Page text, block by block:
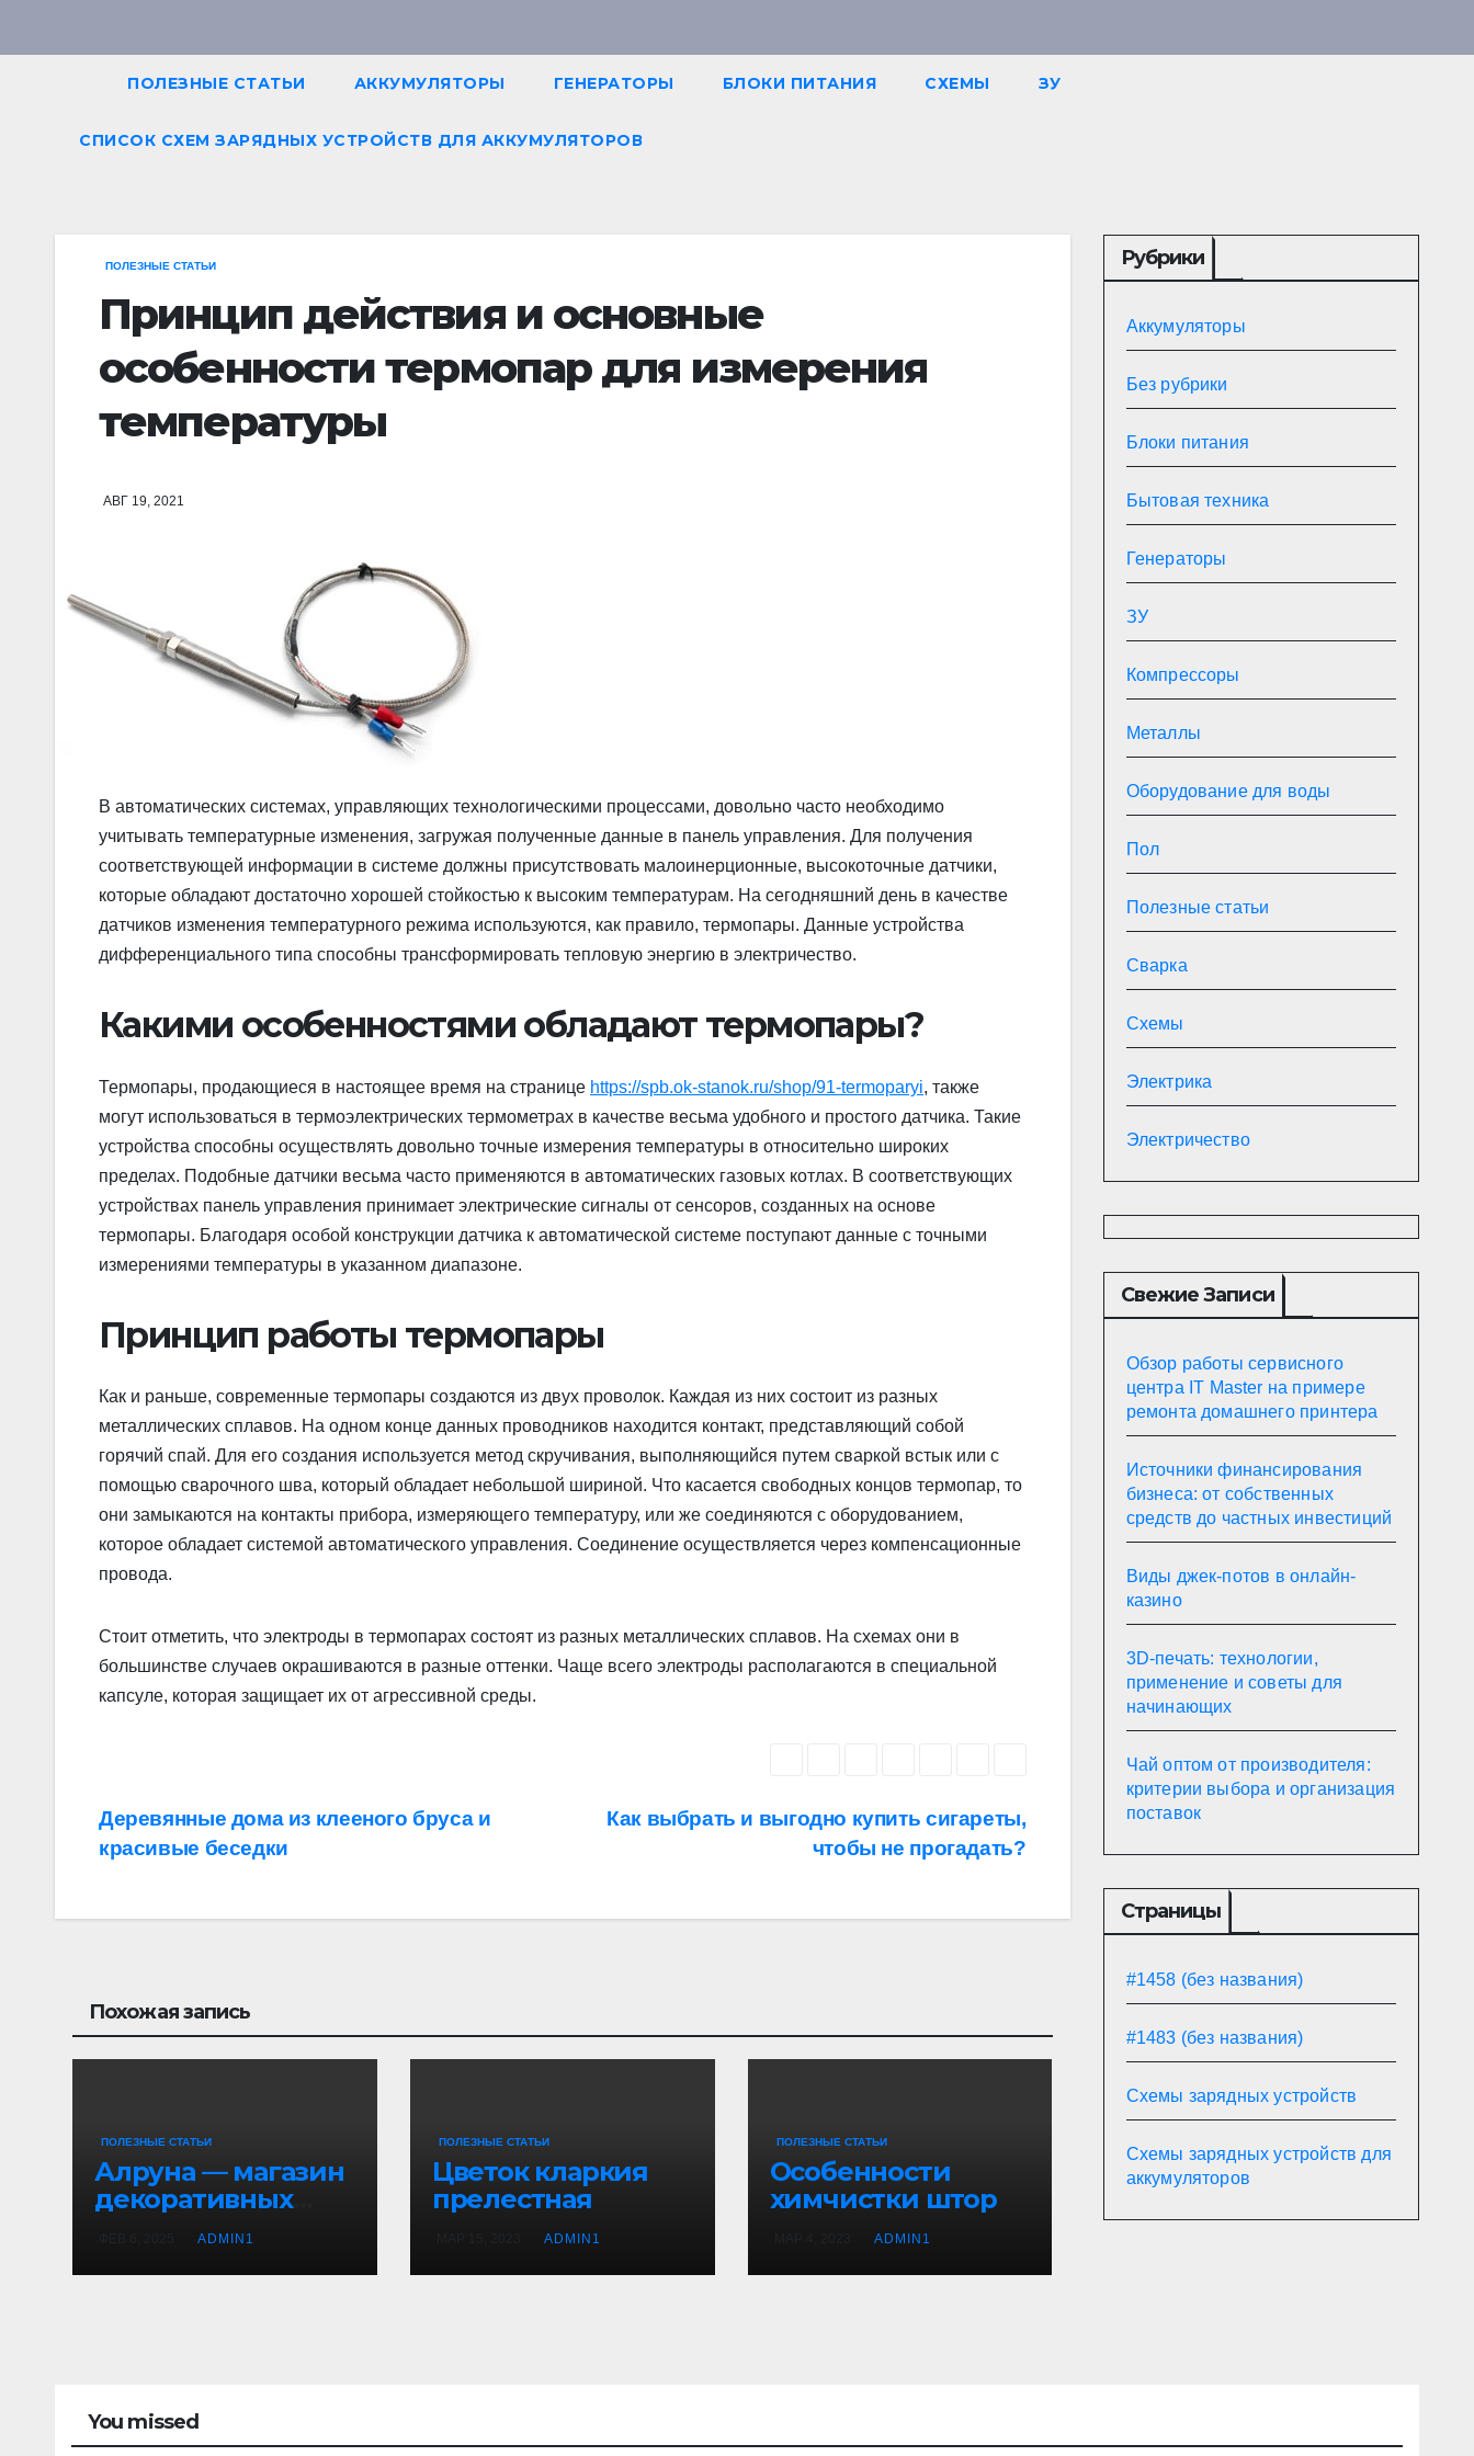
ПОЛЕЗНЫЕ СТАТЬИ АККУМУЛЯТОРЫ ГЕНЕРАТОРЫ БЛОКИ ПИТАНИЯ СХЕМЫ ЗУ
СПИСОК СХЕМ ЗАРЯДНЫХ УСТРОЙСТВ ДЛЯ АККУМУЛЯТОРОВ
ПОЛЕЗНЫЕ СТАТЬИ
Принцип действия и основные
особенности термопар для измерения
температуры
АВГ 19, 2021
В автоматических системах, управляющих технологическими процессами, довольно часто необходимо
учитывать температурные изменения, загружая полученные данные в панель управления. Для получения
соответствующей информации в системе должны присутствовать малоинерционные, высокоточные датчики,
которые обладают достаточно хорошей стойкостью к высоким температурам. На сегодняшний день в качестве
датчиков изменения температурного режима используются, как правило, термопары. Данные устройства
дифференциального типа способны трансформировать тепловую энергию в электричество.
Какими особенностями обладают термопары?
Термопары, продающиеся в настоящее время на странице https://spb.ok-stanok.ru/shop/91-termoparyi, также
могут использоваться в термоэлектрических термометрах в качестве весьма удобного и простого датчика. Такие
устройства способны осуществлять довольно точные измерения температуры в относительно широких
пределах. Подобные датчики весьма часто применяются в автоматических газовых котлах. В соответствующих
устройствах панель управления принимает электрические сигналы от сенсоров, созданных на основе
термопары. Благодаря особой конструкции датчика к автоматической системе поступают данные с точными
измерениями температуры в указанном диапазоне.
Принцип работы термопары
Как и раньше, современные термопары создаются из двух проволок. Каждая из них состоит из разных
металлических сплавов. На одном конце данных проводников находится контакт, представляющий собой
горячий спай. Для его создания используется метод скручивания, выполняющийся путем сваркой встык или с
помощью сварочного шва, который обладает небольшой шириной. Что касается свободных концов термопар, то
они замыкаются на контакты прибора, измеряющего температуру, или же соединяются с оборудованием,
которое обладает системой автоматического управления. Соединение осуществляется через компенсационные
провода.
Стоит отметить, что электроды в термопарах состоят из разных металлических сплавов. На схемах они в
большинстве случаев окрашиваются в разные оттенки. Чаще всего электроды располагаются в специальной
капсуле, которая защищает их от агрессивной среды.
Навигация
по
записям
Как выбрать и выгодно купить сигареты,
чтобы не прогадать?
Деревянные дома из клееного бруса и
красивые беседки
Похожая запись
ПОЛЕЗНЫЕ СТАТЬИ
Алруна — магазин
декоративных
штукатурок и
красок
ADMIN1
ПОЛЕЗНЫЕ СТАТЬИ
Цветок кларкия
прелестная
ADMIN1
ПОЛЕЗНЫЕ СТАТЬИ
Особенности
химчистки штор
ADMIN1
Рубрики
Аккумуляторы
Без рубрики
Блоки питания
Бытовая техника
Генераторы
ЗУ
Компрессоры
Металлы
Оборудование для воды
Пол
Полезные статьи
Сварка
Схемы
Электрика
Электричество
Свежие Записи
Обзор работы сервисного
центра IT Master на примере
ремонта домашнего принтера
Источники финансирования
бизнеса: от собственных
средств до частных инвестиций
Виды джек-потов в онлайн-
казино
3D-печать: технологии,
применение и советы для
начинающих
Чай оптом от производителя:
критерии выбора и организация
поставок
Страницы
#1458 (без названия)
#1483 (без названия)
Схемы зарядных устройств
Схемы зарядных устройств для
аккумуляторов
You missed